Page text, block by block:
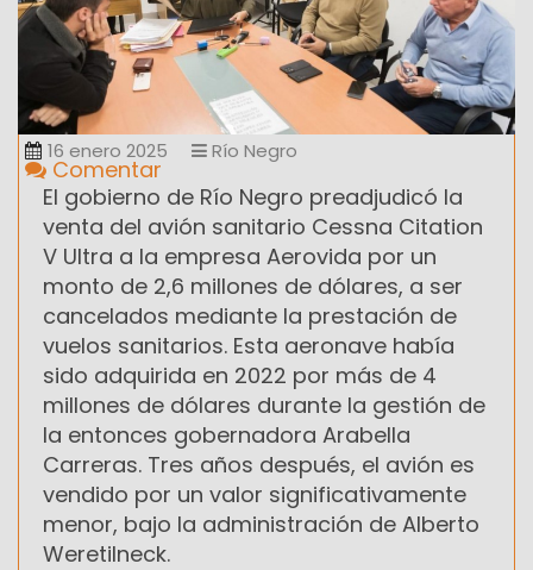
16 enero 2025 Río Negro
Comentar
El gobierno de Río Negro preadjudicó la
venta del avión sanitario Cessna Citation
V Ultra a la empresa Aerovida por un
monto de 2,6 millones de dólares, a ser
cancelados mediante la prestación de
vuelos sanitarios. Esta aeronave había
sido adquirida en 2022 por más de 4
millones de dólares durante la gestión de
la entonces gobernadora Arabella
Carreras. Tres años después, el avión es
vendido por un valor significativamente
menor, bajo la administración de Alberto
Weretilneck.